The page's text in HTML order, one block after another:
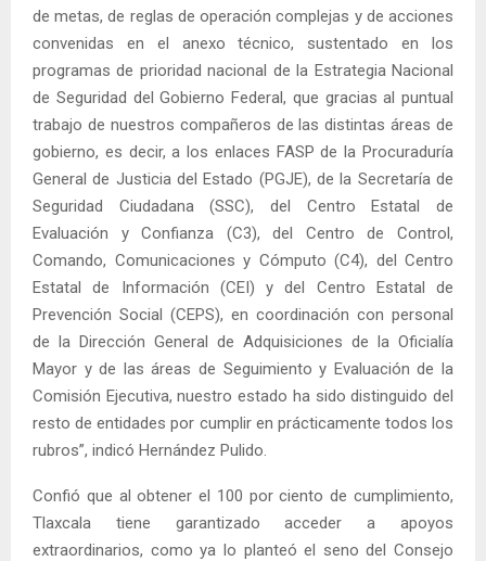
de metas, de reglas de operación complejas y de acciones
convenidas en el anexo técnico, sustentado en los
programas de prioridad nacional de la Estrategia Nacional
de Seguridad del Gobierno Federal, que gracias al puntual
trabajo de nuestros compañeros de las distintas áreas de
gobierno, es decir, a los enlaces FASP de la Procuraduría
General de Justicia del Estado (PGJE), de la Secretaría de
Seguridad Ciudadana (SSC), del Centro Estatal de
Evaluación y Confianza (C3), del Centro de Control,
Comando, Comunicaciones y Cómputo (C4), del Centro
Estatal de Información (CEI) y del Centro Estatal de
Prevención Social (CEPS), en coordinación con personal
de la Dirección General de Adquisiciones de la Oficialía
Mayor y de las áreas de Seguimiento y Evaluación de la
Comisión Ejecutiva, nuestro estado ha sido distinguido del
resto de entidades por cumplir en prácticamente todos los
rubros”, indicó Hernández Pulido.
Confió que al obtener el 100 por ciento de cumplimiento,
Tlaxcala tiene garantizado acceder a apoyos
extraordinarios, como ya lo planteó el seno del Consejo